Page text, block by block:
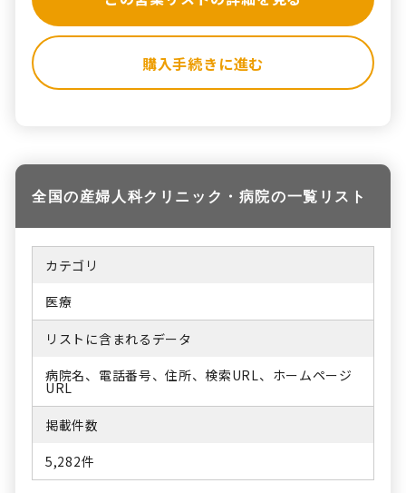
購入手続きに進む
全国の産婦人科クリニック・病院の一覧リスト
カテゴリ
医療
リストに含まれるデータ
病院名、電話番号、住所、検索URL、ホームページ
URL
掲載件数
5,282件